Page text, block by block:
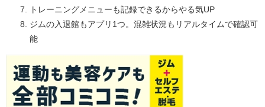
トレーニングメニューも記録できるからやる気UP
ジムの入退館もアプリ1つ。混雑状況もリアルタイムで確認可
能